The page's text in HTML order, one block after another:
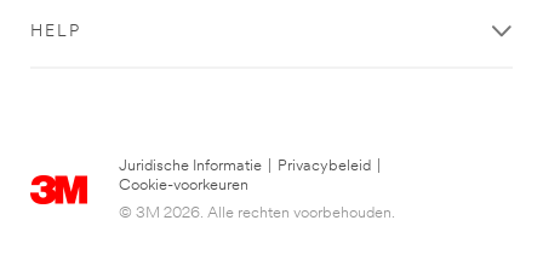
HELP
Juridische Informatie Privacybeleid
Cookie-voorkeuren
© 3M 2026. Alle rechten voorbehouden.